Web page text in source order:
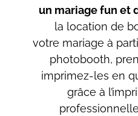
un mariage fun et
la location de
votre mariage à
photobooth,
imprimez-les en
grâce à